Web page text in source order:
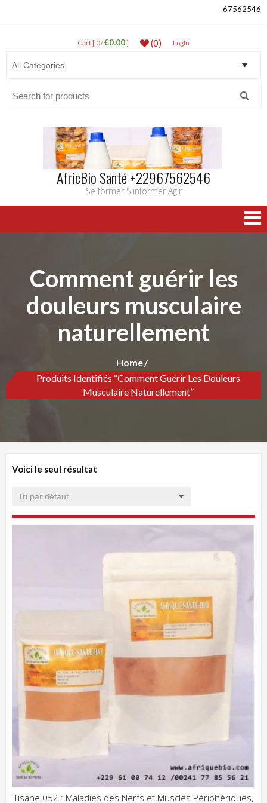
67562546
Cart [ 0 /€0.00] (0) LogIn
AfricBio Santé +22967562546
Se former S'informer Agir
Comment guérir les
douleurs musculaire
naturellement
Home
Produits Identifiés “Comment Guérir Les Douleurs
Musculaire Naturellement”
Voici le seul résultat
Tisane 052 : Maladies des Nerfs et Muscles Périphériques,